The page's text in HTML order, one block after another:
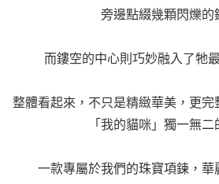
旁邊點綴幾顆閃爍的
而鏤空的中心則巧妙融入了牠
整體看起來，不只是精緻華美，更
「我的貓咪」獨一無二
一款專屬於我們的珠寶項鍊，華